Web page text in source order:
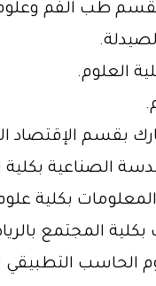
بقسم طب الفم
العلوم.
بقسم الإقتصاد
الصناعية
بكلية
المجتمع
الحاسب التطبيقي